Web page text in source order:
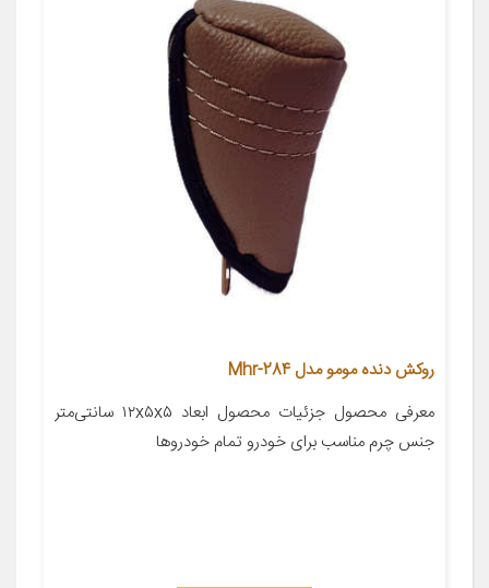
روکش دنده مومو مدل Mhr-284
معرفی محصول جزئیات محصول ابعاد ۱۲x۵x۵ سانتی‌متر
جنس چرم مناسب برای خودرو تمام خودروها